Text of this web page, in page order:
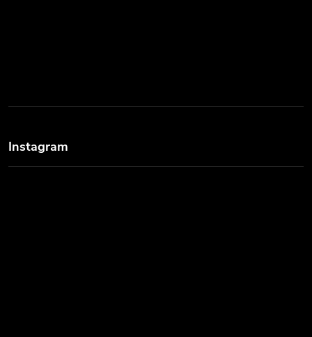
Instagram